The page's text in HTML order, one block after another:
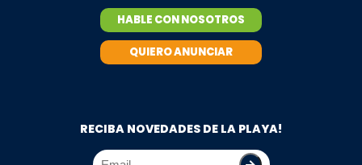
HABLE CON NOSOTROS
QUIERO ANUNCIAR
RECIBA NOVEDADES DE LA PLAYA!